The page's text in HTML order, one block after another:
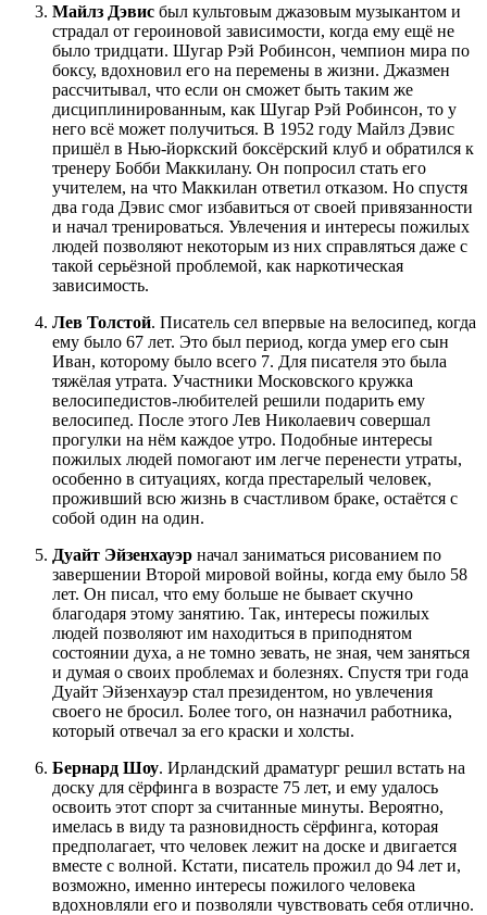
Майлз Дэвис был культовым джазовым музыкантом и
страдал от героиновой зависимости, когда ему ещё не
было тридцати. Шугар Рэй Робинсон, чемпион мира по
боксу, вдохновил его на перемены в жизни. Джазмен
рассчитывал, что если он сможет быть таким же
дисциплинированным, как Шугар Рэй Робинсон, то у
него всё может получиться. В 1952 году Майлз Дэвис
пришёл в Нью-йоркский боксёрский клуб и обратился к
тренеру Бобби Маккилану. Он попросил стать его
учителем, на что Маккилан ответил отказом. Но спустя
два года Дэвис смог избавиться от своей привязанности
и начал тренироваться. Увлечения и интересы пожилых
людей позволяют некоторым из них справляться даже с
такой серьёзной проблемой, как наркотическая
зависимость.
Лев Толстой. Писатель сел впервые на велосипед, когда
ему было 67 лет. Это был период, когда умер его сын
Иван, которому было всего 7. Для писателя это была
тяжёлая утрата. Участники Московского кружка
велосипедистов-любителей решили подарить ему
велосипед. После этого Лев Николаевич совершал
прогулки на нём каждое утро. Подобные интересы
пожилых людей помогают им легче перенести утраты,
особенно в ситуациях, когда престарелый человек,
проживший всю жизнь в счастливом браке, остаётся с
собой один на один.
Дуайт Эйзенхауэр начал заниматься рисованием по
завершении Второй мировой войны, когда ему было 58
лет. Он писал, что ему больше не бывает скучно
благодаря этому занятию. Так, интересы пожилых
людей позволяют им находиться в приподнятом
состоянии духа, а не томно зевать, не зная, чем заняться
и думая о своих проблемах и болезнях. Спустя три года
Дуайт Эйзенхауэр стал президентом, но увлечения
своего не бросил. Более того, он назначил работника,
который отвечал за его краски и холсты.
Бернард Шоу. Ирландский драматург решил встать на
доску для сёрфинга в возрасте 75 лет, и ему удалось
освоить этот спорт за считанные минуты. Вероятно,
имелась в виду та разновидность сёрфинга, которая
предполагает, что человек лежит на доске и двигается
вместе с волной. Кстати, писатель прожил до 94 лет и,
возможно, именно интересы пожилого человека
вдохновляли его и позволяли чувствовать себя отлично.